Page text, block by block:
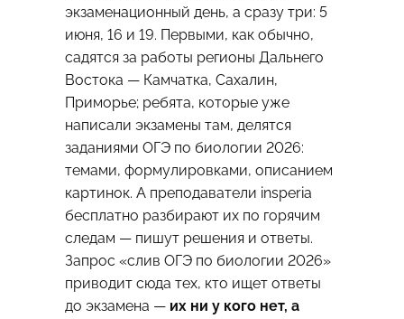
экзаменационный день, а сразу три: 5
июня, 16 и 19. Первыми, как обычно,
садятся за работы регионы Дальнего
Востока — Камчатка, Сахалин,
Приморье; ребята, которые уже
написали экзамены там, делятся
заданиями ОГЭ по биологии 2026:
темами, формулировками, описанием
картинок. А преподаватели insperia
бесплатно разбирают их по горячим
следам — пишут решения и ответы.
Запрос «слив ОГЭ по биологии 2026»
приводит сюда тех, кто ищет ответы
до экзамена — их ни у кого нет, а